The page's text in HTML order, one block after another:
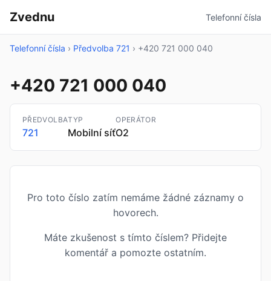
Zvednu Telefonní čísla
Telefonní čísla › Předvolba 721 › +420 721 000 040
+420 721 000 040
PŘEDVOLBA
721
TYP
Mobilní síť
OPERÁTOR
O2
Pro toto číslo zatím nemáme žádné záznamy o
hovorech.
Máte zkušenost s tímto číslem? Přidejte
komentář a pomozte ostatním.